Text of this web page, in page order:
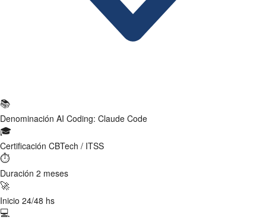
📚
Denominación AI Coding: Claude Code
🎓
Certificación CBTech / ITSS
⏱
Duración 2 meses
🚀
Inicio 24/48 hs
💻